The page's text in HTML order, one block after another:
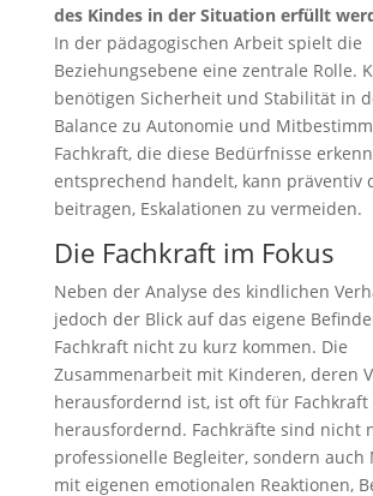
des Kindes in der Situation erfüllt
In der pädagogischen Arbeit spielt die
Beziehungsebene eine zentrale Rolle.
benötigen Sicherheit und Stabilität in
Balance zu Autonomie und
Fachkraft, die diese Bedürfnisse
entsprechend handelt, kann präventiv
beitragen, Eskalationen zu vermeiden.
Die Fachkraft im Fokus
Neben der Analyse des kindlichen
jedoch der Blick auf das eigene
Fachkraft nicht zu kurz kommen. Die
Zusammenarbeit mit Kinderen, deren
herausfordernd ist, ist oft für Fachkraft
herausfordernd. Fachkräfte sind nicht
professionelle Begleiter, sondern auch
mit eigenen emotionalen Reaktionen,